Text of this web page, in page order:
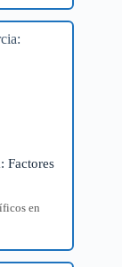
Factores
en